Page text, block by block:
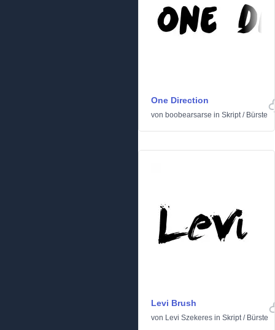
One Direction
von boobearsarse in Skript/ Bürste
Levi Brush
von Levi Szekeres in Skript/ Bürste